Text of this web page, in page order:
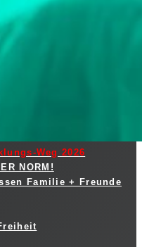
Weg 2026
NORM!
Familie + Freunde